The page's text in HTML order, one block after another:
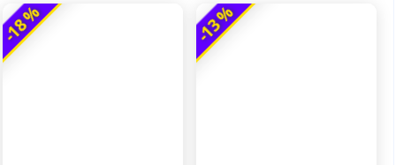
-18 % -13 %